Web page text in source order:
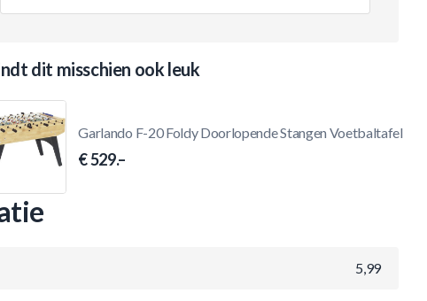
dit misschien ook leuk
Garlando F-20 Foldy Doorlopende Stangen Voetbaltafel
€ 529.–
5,99